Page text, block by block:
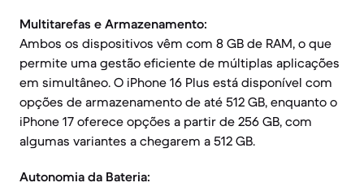
Multitarefas e Armazenamento:
Ambos os dispositivos vêm com 8 GB de RAM, o que
permite uma gestão eficiente de múltiplas aplicações
em simultâneo. O iPhone 16 Plus está disponível com
opções de armazenamento de até 512 GB, enquanto o
iPhone 17 oferece opções a partir de 256 GB, com
algumas variantes a chegarem a 512 GB.
Autonomia da Bateria: